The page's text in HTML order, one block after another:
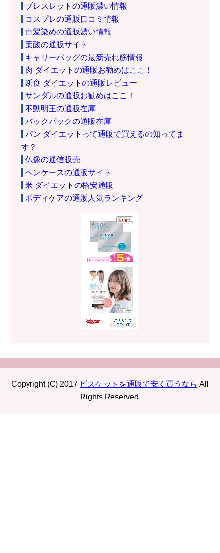
ブレスレットの通販濃い情報
コスプレの通販口コミ情報
白髪染めの通販濃い情報
葉酸の通販サイト
キャリーバッグの最新売れ筋情報
肉 ダイエットの通販お勧めはここ！
断食 ダイエットの通販レビュー
サンダルの通販お勧めはここ！
不動明王の通販在庫
バックパックの通販在庫
パン ダイエットって通販で買えるの知ってま
す？
仏像の通信販売
ペンケースの通販サイト
米 ダイエットの格安通販
ボディケアの通販人気ランキング
Copyright (C) 2017 ビスケットを通販で安く買うなら All
Rights Reserved.